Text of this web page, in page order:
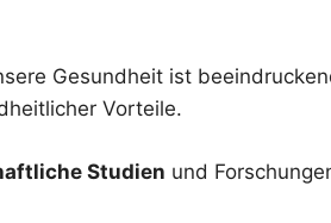
Gesundheit ist
Vorteile.
Studien und